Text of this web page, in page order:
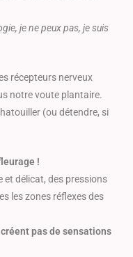
je ne peux pas, je suis
récepteurs nerveux
notre voute plantaire.
(ou détendre, si
!
et délicat, des pressions
les zones réflexes des
pas de sensations